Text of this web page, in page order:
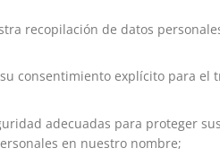
recopilación de datos
consentimiento explícito para el
adecuadas para proteger
en nuestro nombre;